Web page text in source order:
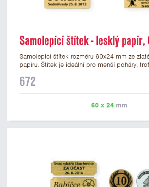
Samolepící štítek - lesklý papír,
Samolepicí štítek rozměru 60x24 mm ze
papíru. Štítek je ideální pro menší poháry,
libovolné logo nebo text. Potisk štítku je
výrobu štítku je možné přiložit v prvním kroku
672
60 x 24mm